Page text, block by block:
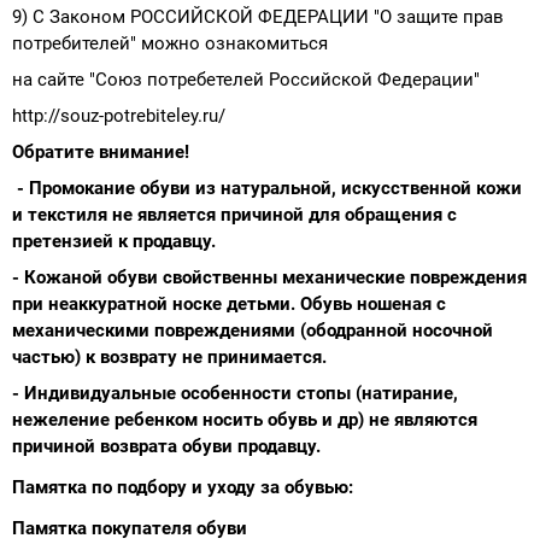
9) С Законом РОССИЙСКОЙ ФЕДЕРАЦИИ "О защите прав
потребителей" можно ознакомиться
на сайте "Союз потребетелей Российской Федерации"
http://souz-potrebiteley.ru/
Обратите внимание!
- Промокание обуви из натуральной, искусственной кожи
и текстиля не является причиной для обращения с
претензией к продавцу.
- Кожаной обуви свойственны механические повреждения
при неаккуратной носке детьми. Обувь ношеная с
механическими повреждениями (ободранной носочной
частью) к возврату не принимается.
- Индивидуальные особенности стопы (натирание,
нежеление ребенком носить обувь и др) не являются
причиной возврата обуви продавцу.
Памятка по подбору и уходу за обувью:
Памятка покупателя обуви